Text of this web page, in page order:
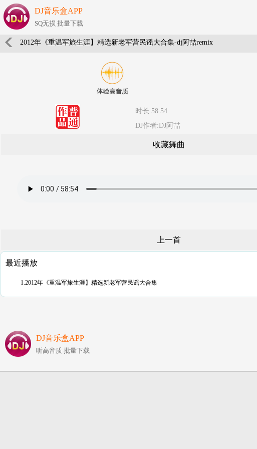
DJ音乐盒APP
SQ无损 批量下载
2012年《重温军旅生涯】精选新老军营民谣大合集-dj阿喆remix
时长:58:54
DJ作者:DJ阿喆
收藏舞曲
上一首
最近播放
1.2012年《重温军旅生涯】精选新老军营民谣大合集
DJ音乐盒APP
听高音质 批量下载